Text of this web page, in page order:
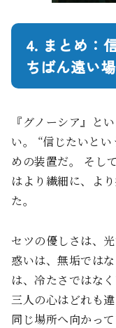
4. まとめ：
ちばん遠い
『グノーシア』と
い。 “信じたいと
めの装置だ。 そし
はより繊細に、よ
た。
セツの優しさは、
惑いは、無垢では
は、冷たさではな
三人の心はどれも
同じ場所へ向かって